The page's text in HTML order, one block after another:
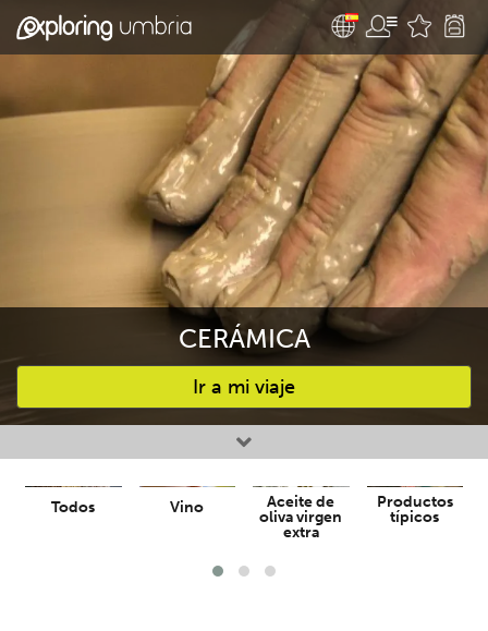
CERÁMICA
Ir a mi viaje
Favourites
Todos Vino
Aceite de
oliva virgen
extra
Productos
típicos